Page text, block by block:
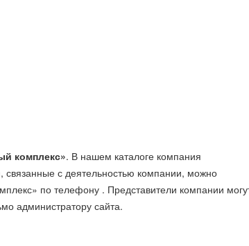
комплекс». В нашем каталоге компания
с деятельностью компании, можно
по телефону . Представители компании
администратору сайта.